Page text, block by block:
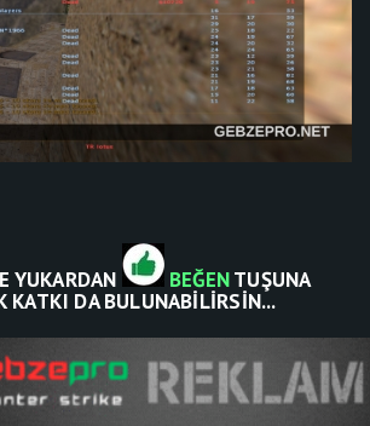
YUKARDAN BEĞENTUŞUNA
KATKI DA BULUNABİLİRSİN...